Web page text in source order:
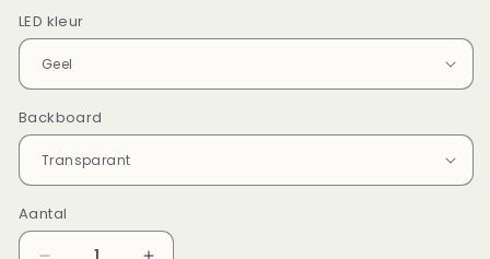
prijs
LED kleur
Backboard
Aantal